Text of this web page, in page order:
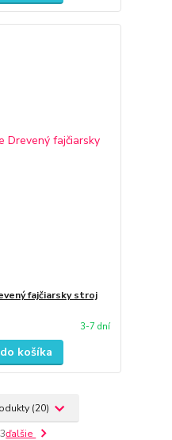
fajčiarsky stroj
3-7 dní
košíka
(20)
ďalšie